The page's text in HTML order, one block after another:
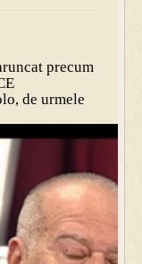
precum
de urmele